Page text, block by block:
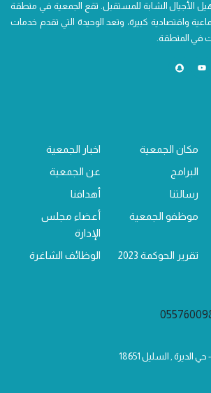
الأجيال الشابة للمستقبل. تقع الجمعية في منطقة
واقتصادية كبيرة، وتعد الوحيدة التي تقدم خدمات
في المنطقة.
مكان الجمعية
اخبار الجمعية
البرامج
عن الجمعية
رسالتنا
أهدافنا
موظفو الجمعية
أعضاء مجلس
الإدارة
تقرير الحوكمة 2023 الوظائف الشاغرة